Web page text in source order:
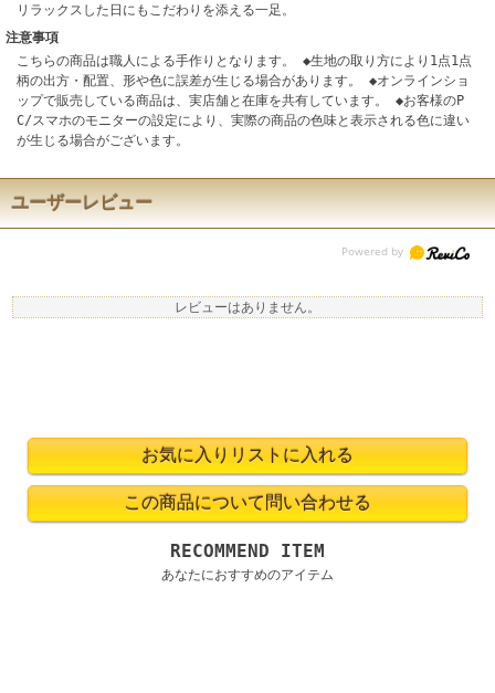
リラックスした日にもこだわりを添える一足。
注意事項
こちらの商品は職人による手作りとなります。 ◆生地の取り方により1点1点
柄の出方・配置、形や色に誤差が生じる場合があります。 ◆オンラインショ
ップで販売している商品は、実店舗と在庫を共有しています。 ◆お客様のP
C/スマホのモニターの設定により、実際の商品の色味と表示される色に違い
が生じる場合がございます。
ユーザーレビュー
レビューはありません。
RECOMMEND ITEM
あなたにおすすめのアイテム